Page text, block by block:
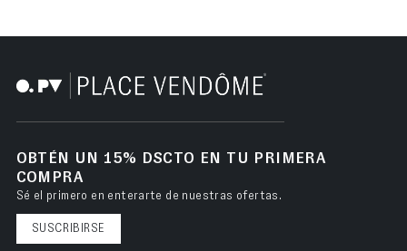
OBTÉN UN 15% DSCTO EN TU PRIMERA
COMPRA
Sé el primero en enterarte de nuestras ofertas.
SUSCRIBIRSE